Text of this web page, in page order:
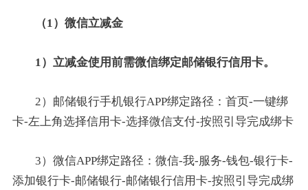
（1）微信立减金
1）立减金使用前需微信绑定邮储银行信用卡。
2）邮储银行手机银行APP绑定路径：首页-一键绑
卡-左上角选择信用卡-选择微信支付-按照引导完成绑卡
3）微信APP绑定路径：微信-我-服务-钱包-银行卡-
添加银行卡-邮储银行-邮储银行信用卡-按照引导完成绑